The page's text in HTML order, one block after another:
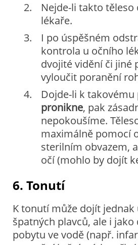
Nejde-li takto
lékaře.
I po úspěšném
kontrola u očního
dvojité vidění či jiné
vyloučit poranění
Dojde-li k
pronikne, pak
nepokoušíme.
maximálně pomocí
sterilním obvazem,
očí (mohlo by dojít
6. Tonutí
K tonutí může dojít
špatných plavců, ale i
pobytu ve vodě (např.